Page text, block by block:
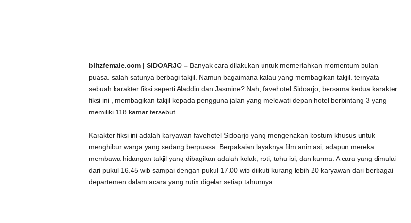
blitzfemale.com | SIDOARJO –Banyak cara dilakukan untuk memeriahkan momentum bulan
puasa, salah satunya berbagi takjil. Namun bagaimana kalau yang membagikan takjil, ternyata
sebuah karakter fiksi seperti Aladdin dan Jasmine? Nah, favehotel Sidoarjo, bersama kedua karakter
fiksi ini , membagikan takjil kepada pengguna jalan yang melewati depan hotel berbintang 3 yang
memiliki 118 kamar tersebut.
Karakter fiksi ini adalah karyawan favehotel Sidoarjo yang mengenakan kostum khusus untuk
menghibur warga yang sedang berpuasa. Berpakaian layaknya film animasi, adapun mereka
membawa hidangan takjil yang dibagikan adalah kolak, roti, tahu isi, dan kurma. A cara yang dimulai
dari pukul 16.45 wib sampai dengan pukul 17.00 wib diikuti kurang lebih 20 karyawan dari berbagai
departemen dalam acara yang rutin digelar setiap tahunnya.